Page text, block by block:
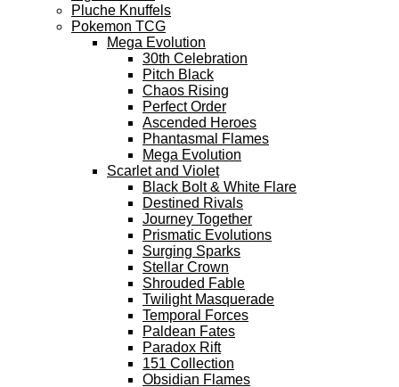
Pluche Knuffels
Pokemon TCG
Mega Evolution
30th Celebration
Pitch Black
Chaos Rising
Perfect Order
Ascended Heroes
Phantasmal Flames
Mega Evolution
Scarlet and Violet
Black Bolt & White Flare
Destined Rivals
Journey Together
Prismatic Evolutions
Surging Sparks
Stellar Crown
Shrouded Fable
Twilight Masquerade
Temporal Forces
Paldean Fates
Paradox Rift
151 Collection
Obsidian Flames